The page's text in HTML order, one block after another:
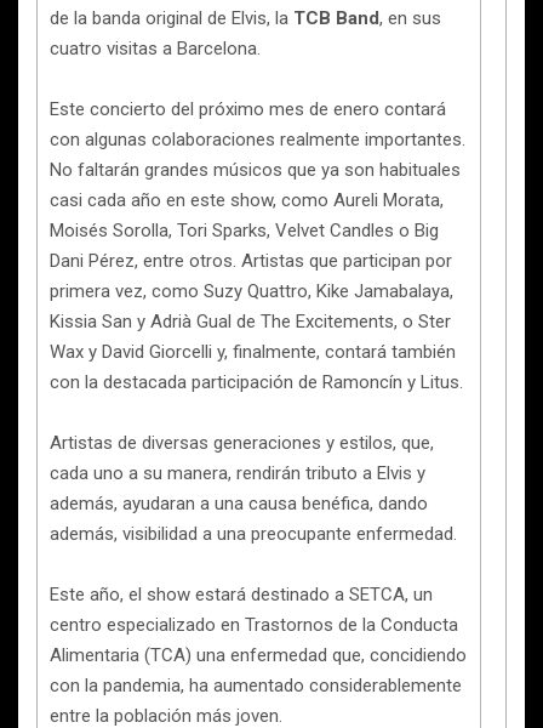
de la banda original de Elvis, la TCB Band, en sus
cuatro visitas a Barcelona.
Este concierto del próximo mes de enero contará
con algunas colaboraciones realmente importantes.
No faltarán grandes músicos que ya son habituales
casi cada año en este show, como Aureli Morata,
Moisés Sorolla, Tori Sparks, Velvet Candles o Big
Dani Pérez, entre otros. Artistas que participan por
primera vez, como Suzy Quattro, Kike Jamabalaya,
Kissia San y Adrià Gual de The Excitements, o Ster
Wax y David Giorcelli y, finalmente, contará también
con la destacada participación de Ramoncín y Litus.
Artistas de diversas generaciones y estilos, que,
cada uno a su manera, rendirán tributo a Elvis y
además, ayudaran a una causa benéfica, dando
además, visibilidad a una preocupante enfermedad.
Este año, el show estará destinado a SETCA, un
centro especializado en Trastornos de la Conducta
Alimentaria (TCA) una enfermedad que, concidiendo
con la pandemia, ha aumentado considerablemente
entre la población más joven.